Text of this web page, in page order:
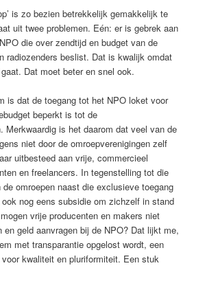
is zo bezien betrekkelijk gemakkelijk te
uit twee problemen. Eén: er is gebrek aan
die over zendtijd en budget van de
radiozenders beslist. Dat is kwalijk omdat
Dat moet beter en snel ook.
is dat de toegang tot het NPO loket voor
beperkt is tot de
Merkwaardig is het daarom dat veel van de
niet door de omroepverenigingen zelf
uitbesteed aan vrije, commercieel
en freelancers. In tegenstelling tot die
omroepen naast die exclusieve toegang
nog eens subsidie om zichzelf in stand
vrije producenten en makers niet
en geld aanvragen bij de NPO? Dat lijkt me,
met transparantie opgelost wordt, een
kwaliteit en pluriformiteit. Een stuk